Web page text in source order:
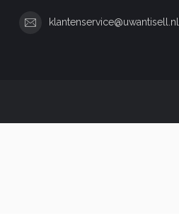
klantenservice@uwantisell.nl